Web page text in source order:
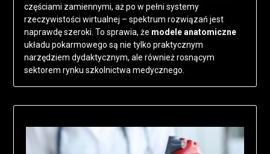
częściami zamiennymi, aż po w pełni systemy
rzeczywistości wirtualnej – spektrum rozwiązań jest
naprawdę szeroki. To sprawia, że modele anatomiczne
układu pokarmowego są nie tylko praktycznym
narzędziem dydaktycznym, ale również rosnącym
sektorem rynku szkolnictwa medycznego.